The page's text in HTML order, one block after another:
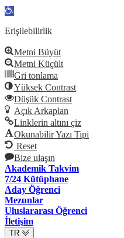
Open
Erişilebilirlik
Metni Büyüt
Metni Küçült
Gri tonlama
Yüksek Contrast
Düşük Contrast
Açık Arkaplan
Linklerin altını çiz
Okunabilir Yazı Tipi
Reset
Bize ulaşın
Akademik Takvim
7/24 Kütüphane
Aday Öğrenci
Mezunlar
Uluslararası Öğrenci
İletişim
TR